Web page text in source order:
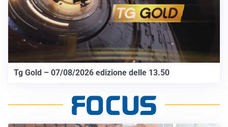
Tg Gold – 07/08/2026 edizione delle 13.50